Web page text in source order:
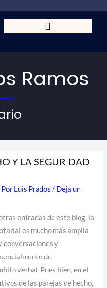
Ramos
Y LA SEGURIDAD
Luis Prados / Deja un
entradas de este blog, la
es mucho más amplia
conversaciones y
de
verbal. Pues bien, en el
de las parejas de hecho,